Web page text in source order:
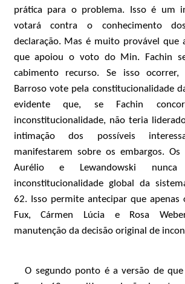
prática para o problema. Isso é um
votará contra o conhecimento
declaração. Mas é muito provável que
que apoiou o voto do Min. Fachin
cabimento recurso. Se isso
Barroso vote pela constitucionalidade
evidente que, se Fachin
inconstitucionalidade, não teria
intimação dos possíveis
manifestarem sobre os embargos.
Aurélio e Lewandowski
inconstitucionalidade global da
62. Isso permite antecipar que apenas
Fux, Cármen Lúcia e Rosa
manutenção da decisão original de
O segundo ponto é a versão de